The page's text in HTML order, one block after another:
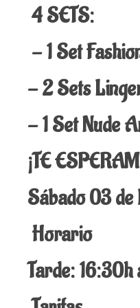
4 SETS:
- 1 Set
- 2 Sets
- 1 Set Nude
¡TE
Sábado 03
Horario
Tarde: 16:30h